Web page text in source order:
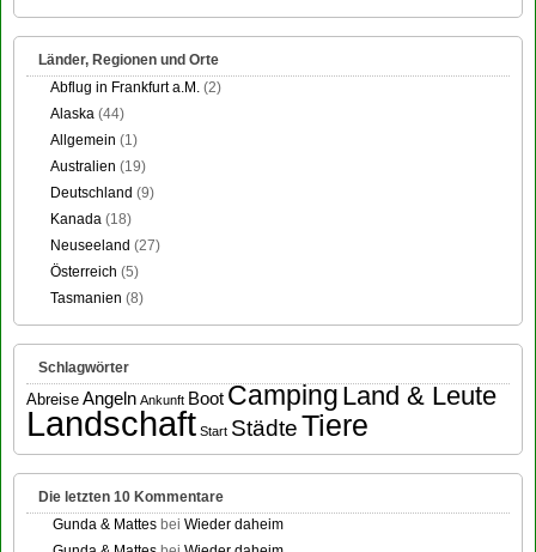
Länder, Regionen und Orte
Abflug in Frankfurt a.M. (2)
Alaska (44)
Allgemein (1)
Australien (19)
Deutschland (9)
Kanada (18)
Neuseeland (27)
Österreich (5)
Tasmanien (8)
Schlagwörter
Abreise Angeln Ankunft Boot Camping Land & Leute
Landschaft Start StädteTiere
Die letzten 10 Kommentare
Gunda & Mattes bei Wieder daheim